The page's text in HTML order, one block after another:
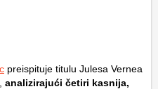
preispituje titulu Julesa Vernea
analizirajući četiri kasnija,